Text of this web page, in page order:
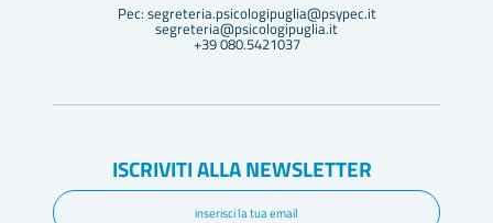
Pec: segreteria.psicologipuglia@psypec.it
segreteria@psicologipuglia.it
+39 080.5421037
ISCRIVITI ALLA NEWSLETTER